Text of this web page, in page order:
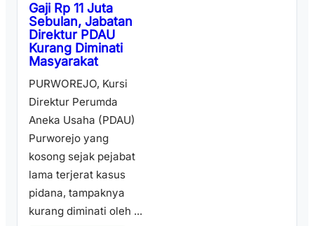
Gaji Rp 11 Juta
Sebulan, Jabatan
Direktur PDAU
Kurang Diminati
Masyarakat
PURWOREJO, Kursi
Direktur Perumda
Aneka Usaha (PDAU)
Purworejo yang
kosong sejak pejabat
lama terjerat kasus
pidana, tampaknya
kurang diminati oleh ...